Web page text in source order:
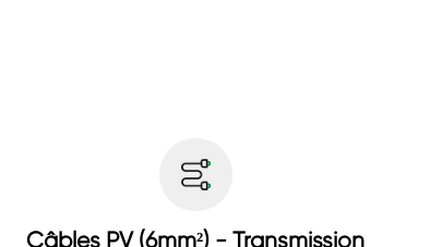
Câbles PV (6mm²) - Transmission